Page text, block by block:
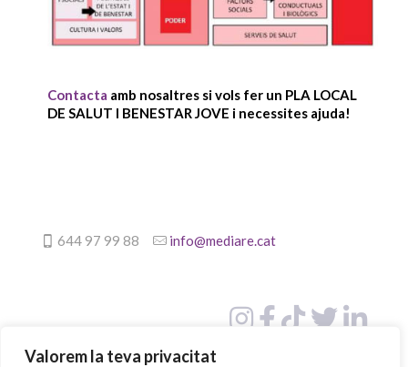
Valorem la teva privacitat
Contacta amb nosaltres si vols fer un PLA LOCAL
DE SALUT I BENESTAR JOVE i necessites ajuda!
644 97 99 88 info@mediare.cat